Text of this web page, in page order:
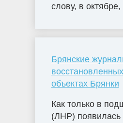
слову, в
Брянские
объектах Брянки
Как только в
(ЛНР) появилась